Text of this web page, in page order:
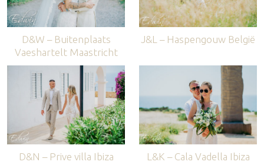
D&W – Buitenplaats
Vaeshartelt Maastricht
J&L – Haspengouw België
D&N – Prive villa Ibiza L&K – Cala Vadella Ibiza